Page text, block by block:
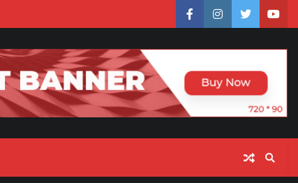
facebookinstagramtwitter